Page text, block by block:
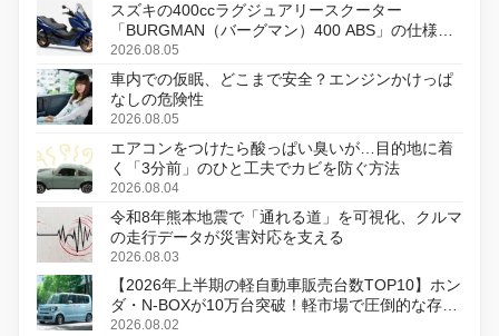
スズキの400ccラグジュアリースクーター
「BURGMAN（バーグマン）400 ABS」の仕様を
変更し、8月18日に発売
2026.08.05
車内での仮眠、どこまで安全？エンジンかけっぱ
なしの危険性
2026.08.05
エアコンをつけたら酸っぱい臭いが…目的地に着
く「3分前」のひと工夫でカビを防ぐ方法
2026.08.04
令和8年熊本地震で「通れる道」を可視化、クルマ
の走行データが災害対応を支える
2026.08.03
【2026年上半期の軽自動車販売台数TOP10】ホン
ダ・N-BOXが10万台突破！軽市場で圧倒的な存在
感
2026.08.02